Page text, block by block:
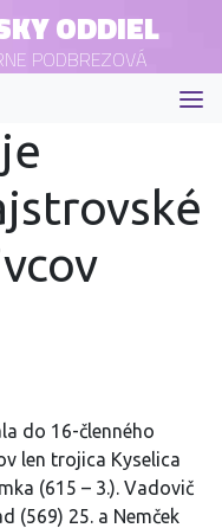
ODDIEL
PODBREZOVÁ
do 16-členného
len trojica Kyselica
(615 – 3.). Vadovič
(569) 25. a Nemček